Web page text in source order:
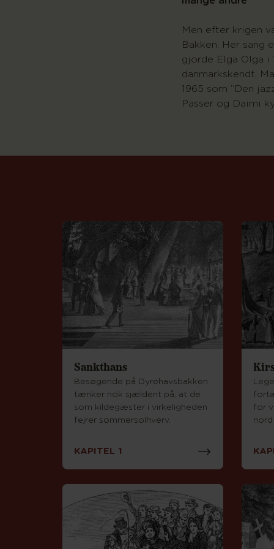
Men efter krigen
Bakken. Her sang
gjorde Elga Olga i
danmarkskendt,
1965 som ”Den
Passer og Daimi
Sankthans
Besøgende på Dyrehavsbakken
tænker nok sjældent på, at de
som kildegæster i virkeligheden
fejrer sommersolhverv.
KAPITEL 1
for
nord